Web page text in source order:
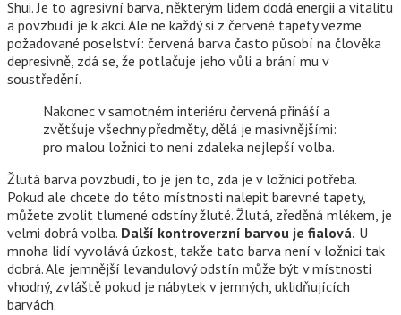
Shui. Je to agresivní barva, některým lidem dodá energii a vitalitu
a povzbudí je k akci. Ale ne každý si z červené tapety vezme
požadované poselství: červená barva často působí na člověka
depresivně, zdá se, že potlačuje jeho vůli a brání mu v
soustředění.
Nakonec v samotném interiéru červená přináší a
zvětšuje všechny předměty, dělá je masivnějšími:
pro malou ložnici to není zdaleka nejlepší volba.
Žlutá barva povzbudí, to je jen to, zda je v ložnici potřeba.
Pokud ale chcete do této místnosti nalepit barevné tapety,
můžete zvolit tlumené odstíny žluté. Žlutá, zředěná mlékem, je
velmi dobrá volba. Další kontroverzní barvou je fialová. U
mnoha lidí vyvolává úzkost, takže tato barva není v ložnici tak
dobrá. Ale jemnější levandulový odstín může být v místnosti
vhodný, zvláště pokud je nábytek v jemných, uklidňujících
barvách.